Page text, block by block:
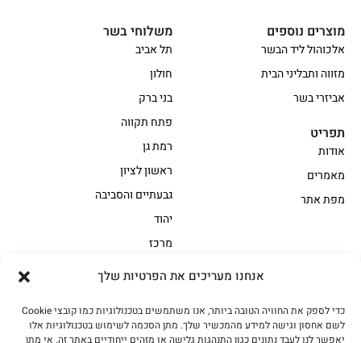
אנחנו מעריכים את הפרטיות שלך
כדי לספק את החוויה הטובה ביותר, אנו משתמשים בטכנולוגיות כמו קובצי Cookie
לשם אחסון וגישה למידע מהמכשיר שלך. מתן הסכמה לשימוש בטכנולוגיות אלו
יאפשר לנו לעבד נתונים כגון התנהגות גלישה או מזהים ייחודיים באתר זה. אי מתן
אווז
בשר בקר משובח
בשר בקר עגלה משובח
בשר למעשנת
משלוחי בשר
תל אביב
חולון
בני ברק
פתח תקווה
רמת גן
ראשון לציון
גבעתיים והסביבה
יהוד
מרכז
מוצרים נוספים
אלכוהול ליד הבשר
מזווה ותבליני הבית
אביזרי בשר
תפריט
אודות
מאמרים
מפת אתר